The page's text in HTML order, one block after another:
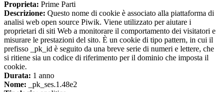
Proprieta: Prime Parti
Descrizione: Questo nome di cookie è associato alla piattaforma di
analisi web open source Piwik. Viene utilizzato per aiutare i
proprietari di siti Web a monitorare il comportamento dei visitatori e
misurare le prestazioni del sito. È un cookie di tipo pattern, in cui il
prefisso _pk_id è seguito da una breve serie di numeri e lettere, che
si ritiene sia un codice di riferimento per il dominio che imposta il
cookie.
Durata: 1 anno
Nome: _pk_ses.1.48e2